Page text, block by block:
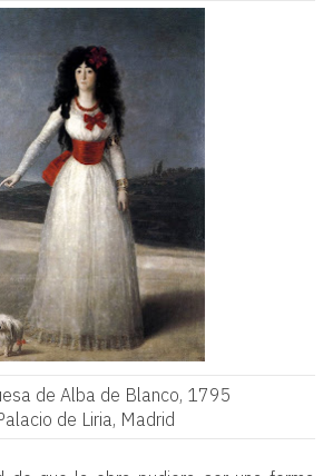
de Alba de Blanco, 1795
de Liria, Madrid